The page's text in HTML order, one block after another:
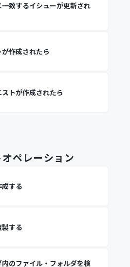
致するイシューが更新され
作成されたら
トが作成されたら
ペレーション
する
する
のファイル・フォルダを検